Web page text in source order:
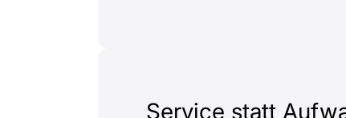
Service statt